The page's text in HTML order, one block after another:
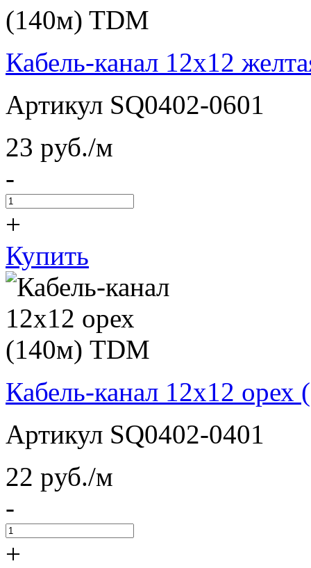
Кабель-канал 12х12
Артикул SQ0402-0601
23 pуб./м
-
+
Купить
Кабель-канал 12х12
Артикул SQ0402-0401
22 pуб./м
-
+